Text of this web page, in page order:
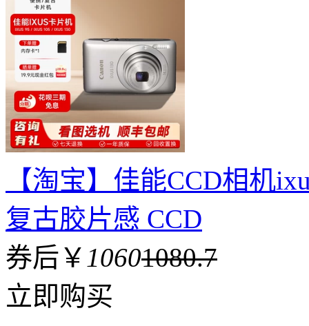
【淘宝】佳能CCD相机
复古胶片感 CCD
券后￥ 10601080.7
立即购买